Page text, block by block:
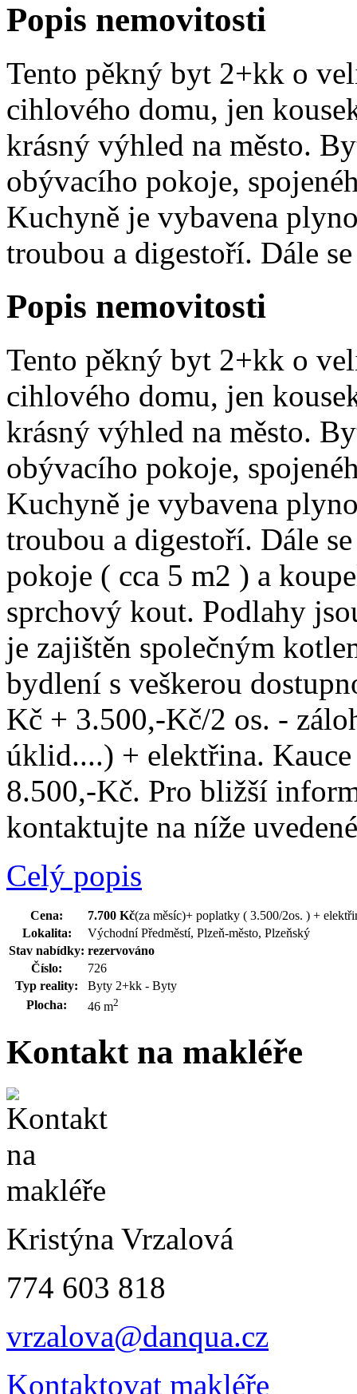
Popis nemovitosti
Tento pěkný byt 2+kk o
cihlového domu, jen
krásný výhled na město.
obývacího pokoje,
Kuchyně je vybavena
troubou a digestoří. Dále
Popis nemovitosti
Tento pěkný byt 2+kk o
cihlového domu, jen
krásný výhled na město.
obývacího pokoje,
Kuchyně je vybavena
troubou a digestoří. Dále
pokoje ( cca 5 m2 ) a
sprchový kout. Podlahy
je zajištěn společným
bydlení s veškerou
Kč + 3.500,-Kč/2 os. -
úklid....) + elektřina.
8.500,-Kč. Pro bližší
kontaktujte na níže
Celý popis
Cena: 7.700 Kč(za měsíc)+ poplatky ( 3.500/2os. ) +
Lokalita:
Východní Předměstí, Plzeň-město, Plzeňský
Stav nabídky: rezervováno
Číslo:
726
Typ reality:
Byty 2+kk - Byty
Plocha:
46 m2
Kontakt na makléře
Kristýna Vrzalová
774 603 818
vrzalova@danqua.cz
Kontaktovat makléře